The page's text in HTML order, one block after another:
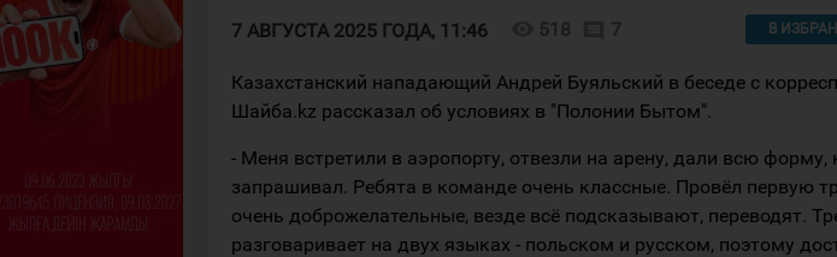
7 АВГУСТА 2025 ГОДА, 11:46 518 7 В
Казахстанский нападающий Андрей Буяльский в беседе с
Шайба.kz рассказал об условиях в "Полонии Бытом".
- Меня встретили в аэропорту, отвезли на арену, дали всю форму,
запрашивал. Ребята в команде очень классные. Провёл первую
очень доброжелательные, везде всё подсказывают, переводят.
разговаривает на двух языках - польском и русском, поэтому